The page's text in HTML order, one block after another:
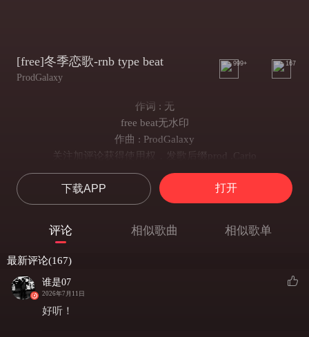
[free]冬季恋歌-rnb type beat
ProdGalaxy
999+ 167
作词 : 无
free beat无水印
作曲 : ProdGalaxy
关注加评论获得使用权，发歌后缀prod .Cario
无损格式租借私信
感谢合作
下载APP 打开
评论 相似歌曲 相似歌单
最新评论(167)
谁是07
2026年7月11日
好听！